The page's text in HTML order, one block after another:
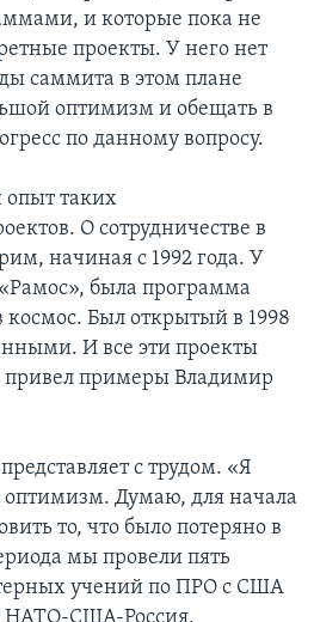
и которые пока не
проекты. У него нет
саммита в этом плане
оптимизм и обещать в
по данному вопросу.
опыт таких
О сотрудничестве в
начиная с 1992 года. У
была программа
космос. Был открытый в 1998
И все эти проекты
привел примеры Владимир
с трудом. «Я
оптимизм. Думаю, для начала
то, что было потеряно в
мы провели пять
учений по ПРО с США